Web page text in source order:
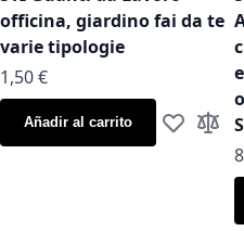
officina, giardino fai da te
varie tipologie
As low as
1,50 €
Añadir al carrito Añadir a